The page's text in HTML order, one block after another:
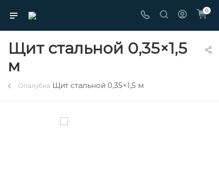
0
Щит стальной 0,35×1,5
м
Опалубка Щит стальной 0,35×1,5 м